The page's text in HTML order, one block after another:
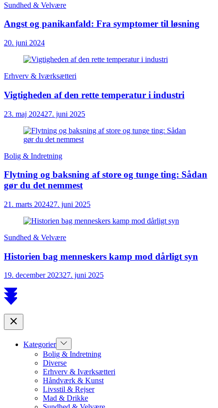
Sundhed & Velvære
Angst og panikanfald: Fra symptomer til løsning
20. juni 2024
Erhverv & Iværksætteri
Vigtigheden af den rette temperatur i industri
23. maj 202427. juni 2025
Bolig & Indretning
Flytning og baksning af store og tunge ting: Sådan
gør du det nemmest
21. marts 202427. juni 2025
Sundhed & Velvære
Historien bag menneskers kamp mod dårligt syn
19. december 202327. juni 2025
Scroll
to
Close
Kategorier Show
sub
menu
Bolig & Indretning
Diverse
Erhverv & Iværksætteri
Håndværk & Kunst
Livsstil & Rejser
Mad & Drikke